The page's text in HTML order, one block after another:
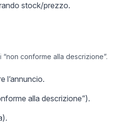
stock/prezzo.
conforme alla descrizione”.
l’annuncio.
alla descrizione”).